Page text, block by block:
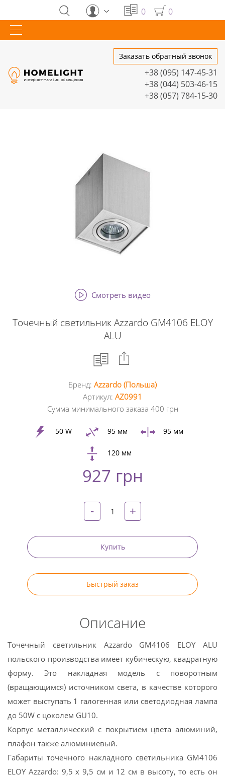
0 0
Заказать обратный звонок
+38 (095) 147-45-31
+38 (044) 503-46-15
+38 (057) 784-15-30
Смотреть видео
Точечный светильник Azzardo GM4106 ELOY
ALU
Facebook
+
Twitter
Pinterest
Бренд: Azzardo (Польша)
Артикул: AZ0991
Сумма минимального заказа 400 грн
50 W 95 мм 95 мм
120 мм
927 грн
- +
Купить
Быстрый заказ
Описание
Точечный светильник Azzardo GM4106 ELOY ALU
польского производства имеет кубическую, квадратную
форму. Это накладная модель с поворотным
(вращающимся) источником света, в качестве которого
может выступать 1 галогенная или светодиодная лампа
до 50W с цоколем GU10.
Корпус металлический с покрытием цвета алюминий,
плафон также алюминиевый.
Габариты точечного накладного светильника GM4106
ELOY Azzardo: 9,5 х 9,5 см и 12 см в высоту, то есть он